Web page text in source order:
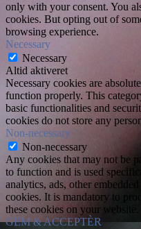
only with your consent. You
cookies. But opting out of
browsing experience.
Necessary
Necessary
Altid aktiveret
Necessary cookies are
function properly. This
basic functionalities and
cookies do not store any
Non-necessary
Non-necessary
Any cookies that may not be
to function and is used
analytics, ads, other
cookies. It is mandatory to
these cookies on your website.
GEM & ACCEPTÈR